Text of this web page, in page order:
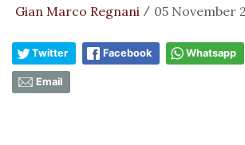
Gian Marco Regnani / 05 November
Twitter Facebook Whatsapp
Email